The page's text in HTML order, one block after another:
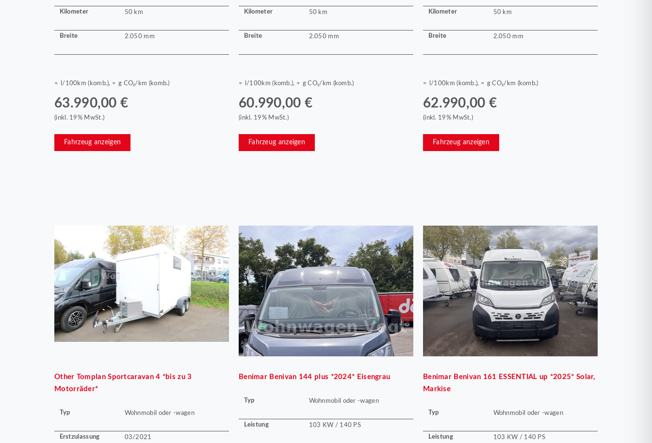
Kilometer 50 km
Breite 2.050 mm
≈ l/100km (komb.), ≈ g CO₂/km (komb.)
63.990,00 €
(inkl. 19% MwSt.)
Fahrzeug anzeigen
Kilometer 50 km
Breite 2.050 mm
≈ l/100km (komb.), ≈ g CO₂/km (komb.)
60.990,00 €
(inkl. 19% MwSt.)
Fahrzeug anzeigen
Kilometer 50 km
Breite 2.050 mm
≈ l/100km (komb.), ≈ g CO₂/km (komb.)
62.990,00 €
(inkl. 19% MwSt.)
Fahrzeug anzeigen
Other Tomplan Sportcaravan 4 *bis zu 3
Motorräder*
Typ Wohnmobil oder -wagen
Erstzulassung 03/2021
Benimar Benivan 144 plus *2024* Eisengrau
Typ Wohnmobil oder -wagen
Leistung 103 KW / 140 PS
Benimar Benivan 161 ESSENTIAL up *2025* Solar,
Markise
Typ Wohnmobil oder -wagen
Leistung 103 KW / 140 PS